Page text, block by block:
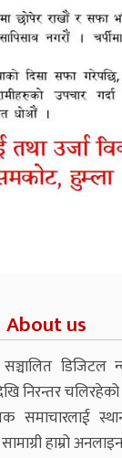
About us
सञ्चालित
निरन्तर
समाचारलाई
हाम्रो